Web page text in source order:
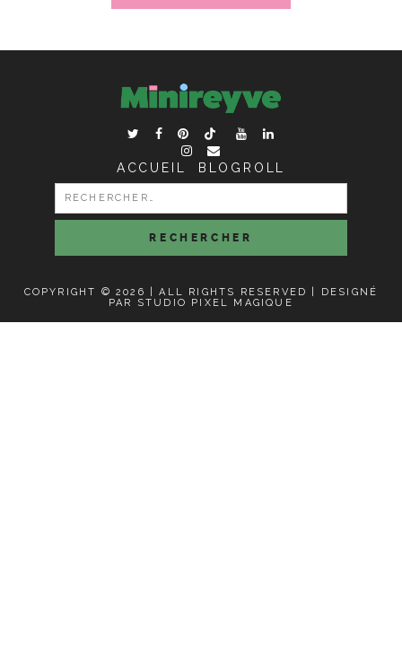
ACCUEIL BLOGROLL
RECHERCHER :
COPYRIGHT © 2026 | ALL RIGHTS RESERVED |
DESIGNÉ
PAR STUDIO PIXEL MAGIQUE